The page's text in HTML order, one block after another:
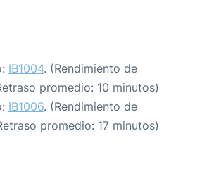
IB1004. (Rendimiento de
promedio: 10 minutos)
IB1006. (Rendimiento de
promedio: 17 minutos)